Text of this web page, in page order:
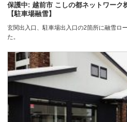
保護中: 越前市 こしの都ネットワーク
【駐車場融雪】
玄関出入口、駐車場出入口の2箇所に融雪ロ
た。